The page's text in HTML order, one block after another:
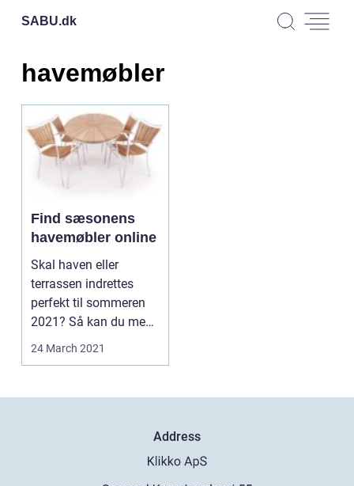
SABU.dk
havemøbler
Find sæsonens
havemøbler online
Skal haven eller
terrassen indrettes
perfekt til sommeren
2021? Så kan du med
fordel gå efter flotte...
24 March 2021
Address